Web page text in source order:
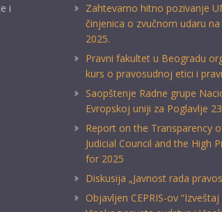
i
Zahtevamo hitno pozivanje
činjenica o zvučnom udaru
2025.
Pravni fakultet u Beogradu
kurs o pravosudnoj etici i
Saopštenje Radne grupe
Evropskoj uniji za Poglavlje 23
Report on the Transparency
Judicial Council and the High
for 2025
Diskusija „Javnost rada
Objavljen CEPRIS-ov